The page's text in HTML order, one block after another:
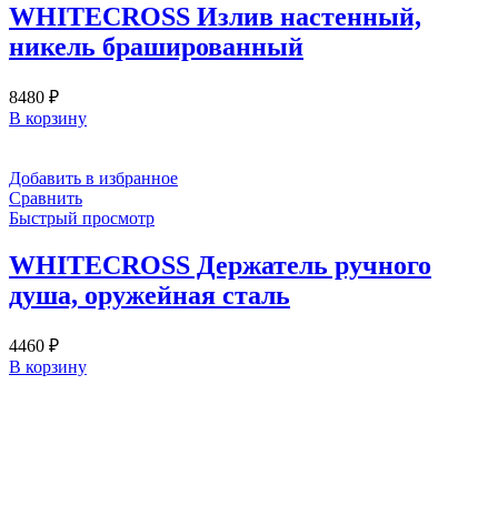
WHITECROSS Излив настенный,
никель брашированный
8480 ₽
В корзину
Добавить в избранное
Сравнить
Быстрый просмотр
WHITECROSS Держатель ручного
душа, оружейная сталь
4460 ₽
В корзину